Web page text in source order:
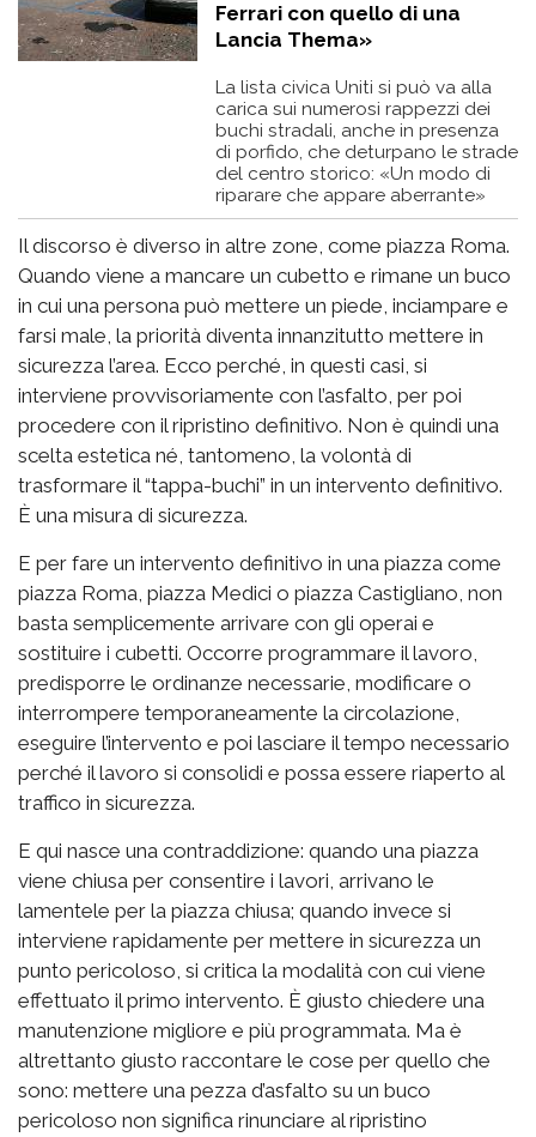
Ferrari con quello di una
Lancia Thema»
La lista civica Uniti si può va alla
carica sui numerosi rappezzi dei
buchi stradali, anche in presenza
di porfido, che deturpano le strade
del centro storico: «Un modo di
riparare che appare aberrante»
Il discorso è diverso in altre zone, come piazza Roma.
Quando viene a mancare un cubetto e rimane un buco
in cui una persona può mettere un piede, inciampare e
farsi male, la priorità diventa innanzitutto mettere in
sicurezza l’area. Ecco perché, in questi casi, si
interviene provvisoriamente con l’asfalto, per poi
procedere con il ripristino definitivo. Non è quindi una
scelta estetica né, tantomeno, la volontà di
trasformare il “tappa-buchi” in un intervento definitivo.
È una misura di sicurezza.
E per fare un intervento definitivo in una piazza come
piazza Roma, piazza Medici o piazza Castigliano, non
basta semplicemente arrivare con gli operai e
sostituire i cubetti. Occorre programmare il lavoro,
predisporre le ordinanze necessarie, modificare o
interrompere temporaneamente la circolazione,
eseguire l’intervento e poi lasciare il tempo necessario
perché il lavoro si consolidi e possa essere riaperto al
traffico in sicurezza.
E qui nasce una contraddizione: quando una piazza
viene chiusa per consentire i lavori, arrivano le
lamentele per la piazza chiusa; quando invece si
interviene rapidamente per mettere in sicurezza un
punto pericoloso, si critica la modalità con cui viene
effettuato il primo intervento. È giusto chiedere una
manutenzione migliore e più programmata. Ma è
altrettanto giusto raccontare le cose per quello che
sono: mettere una pezza d’asfalto su un buco
pericoloso non significa rinunciare al ripristino